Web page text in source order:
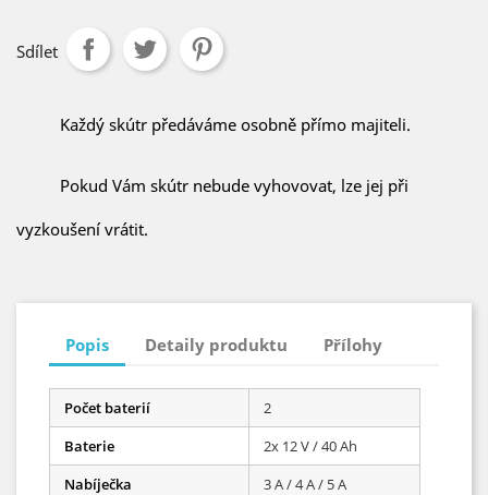
Sdílet
Každý skútr předáváme osobně přímo majiteli.
Pokud Vám skútr nebude vyhovovat, lze jej při
vyzkoušení vrátit.
Popis Detaily produktu Přílohy
Počet baterií
2
Baterie
2x 12 V / 40 Ah
Nabíječka
3 A / 4 A / 5 A